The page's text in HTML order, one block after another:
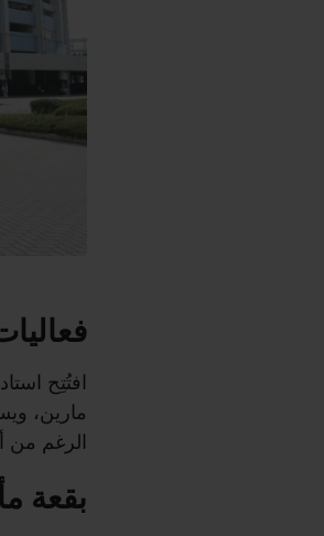
الرغم من
بقعة